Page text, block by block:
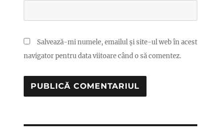
Salvează-mi numele, emailul și site-ul web în acest
navigator pentru data viitoare când o să comentez.